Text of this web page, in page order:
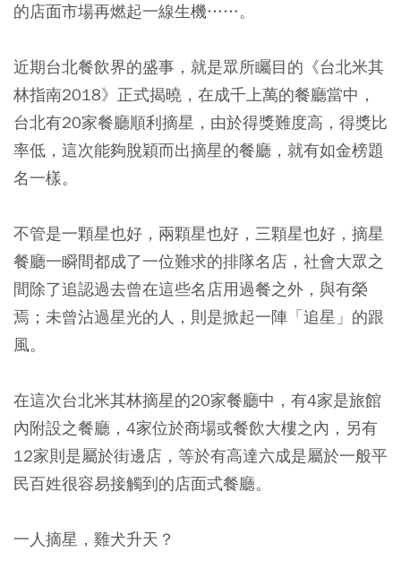
的店面市場再燃起一線生機……。
近期台北餐飲界的盛事，就是眾所矚目的《台北米其
林指南2018》正式揭曉，在成千上萬的餐廳當中，
台北有20家餐廳順利摘星，由於得獎難度高，得獎比
率低，這次能夠脫穎而出摘星的餐廳，就有如金榜題
名一樣。
不管是一顆星也好，兩顆星也好，三顆星也好，摘星
餐廳一瞬間都成了一位難求的排隊名店，社會大眾之
間除了追認過去曾在這些名店用過餐之外，與有榮
焉；未曾沾過星光的人，則是掀起一陣「追星」的跟
風。
在這次台北米其林摘星的20家餐廳中，有4家是旅館
內附設之餐廳，4家位於商場或餐飲大樓之內，另有
12家則是屬於街邊店，等於有高達六成是屬於一般平
民百姓很容易接觸到的店面式餐廳。
一人摘星，雞犬升天？